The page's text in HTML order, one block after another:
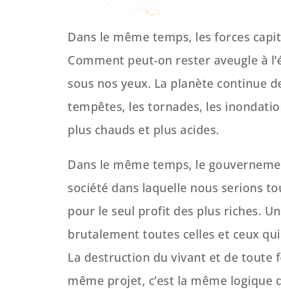
Dans le même temps, les forces
Comment peut-on rester aveugle à
sous nos yeux. La planète continue
tempêtes, les tornades, les
plus chauds et plus acides.
Dans le même temps, le
société dans laquelle nous serions
pour le seul profit des plus riches.
brutalement toutes celles et ceux
La destruction du vivant et de toute
même projet, c’est la même logique